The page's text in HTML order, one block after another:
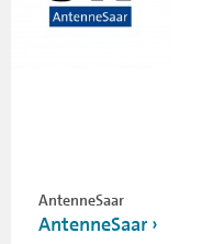
AntenneSaar
AntenneSaar